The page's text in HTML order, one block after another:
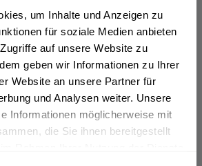
um Inhalte und Anzeigen zu
für soziale Medien anbieten
auf unsere Website zu
geben wir Informationen zu Ihrer
Website an unsere Partner für
und Analysen weiter. Unsere
Informationen möglicherweise mit
die Sie ihnen bereitgestellt
des Getränkes mit der
Süße und Schärfe einfangen
Limonade stecken.Das
des Basilikums, die leichte
und die feinsäuerliche Limette
abwechslungsreiche
wie mit Prosecco, Gin oder
kann. >>>mehr